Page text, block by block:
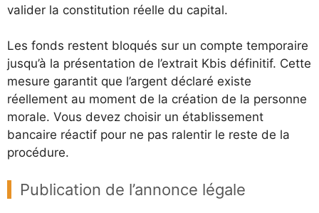
valider la constitution réelle du capital.
Les fonds restent bloqués sur un compte temporaire
jusqu’à la présentation de l’extrait Kbis définitif. Cette
mesure garantit que l’argent déclaré existe
réellement au moment de la création de la personne
morale. Vous devez choisir un établissement
bancaire réactif pour ne pas ralentir le reste de la
procédure.
Publication de l’annonce légale